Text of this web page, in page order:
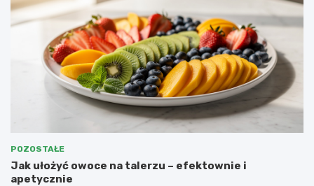
POZOSTAŁE
Jak ułożyć owoce na talerzu – efektownie i
apetycznie